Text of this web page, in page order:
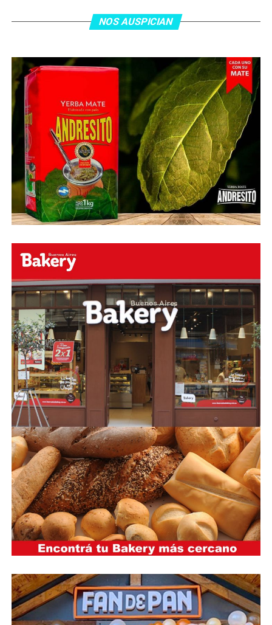
minutos, tras un tiro libre donde volvió a responder mal
Fuente:
NOS AUSPICIAN